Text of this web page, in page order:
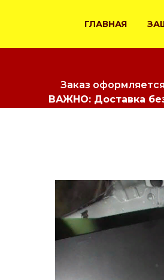
ГЛАВНАЯ
Заказ
ВАЖНО: Доставка